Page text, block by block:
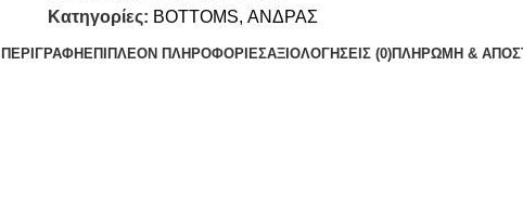
Κατηγορίες: BOTTOMS, ΑΝΔΡΑΣ
ΠΕΡΙΓΡΑΦΉΕΠΙΠΛΈΟΝ ΠΛΗΡΟΦΟΡΊΕΣΑΞΙΟΛΟΓΉΣΕΙΣ (0)ΠΛΗΡΩΜΗ &